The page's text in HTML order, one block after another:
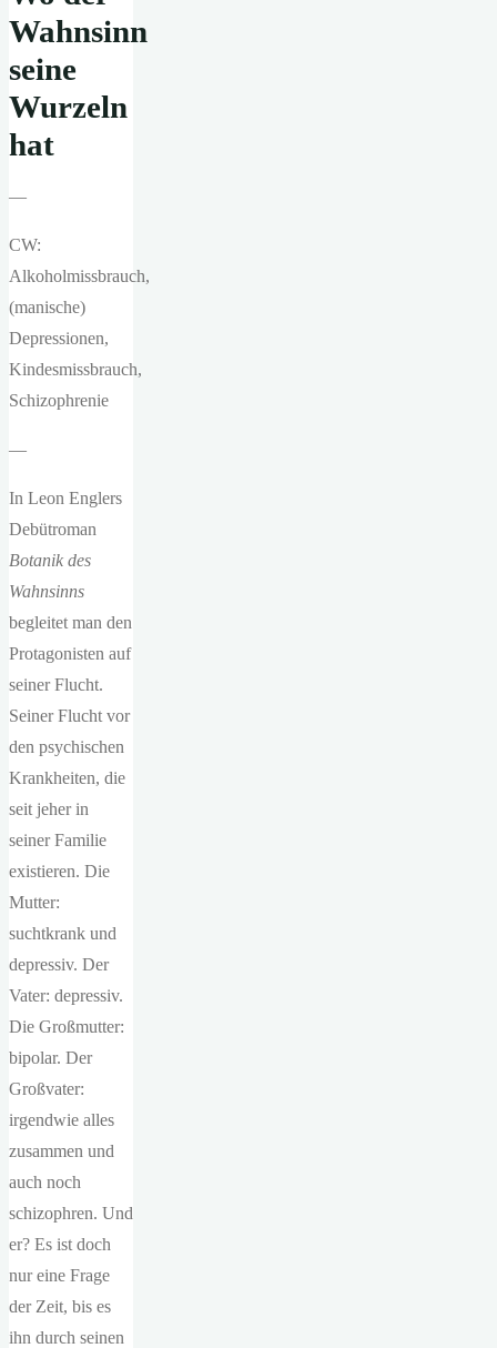
Wahnsinn
seine
Wurzeln
hat
—
CW:
Alkoholmissbrauch,
(manische)
Depressionen,
Kindesmissbrauch,
Schizophrenie
—
In Leon Englers
Debütroman
Botanik des
Wahnsinns
begleitet man den
Protagonisten auf
seiner Flucht.
Seiner Flucht vor
den psychischen
Krankheiten, die
seit jeher in
seiner Familie
existieren. Die
Mutter:
suchtkrank und
depressiv. Der
Vater: depressiv.
Die Großmutter:
bipolar. Der
Großvater:
irgendwie alles
zusammen und
auch noch
schizophren. Und
er? Es ist doch
nur eine Frage
der Zeit, bis es
ihn durch seinen